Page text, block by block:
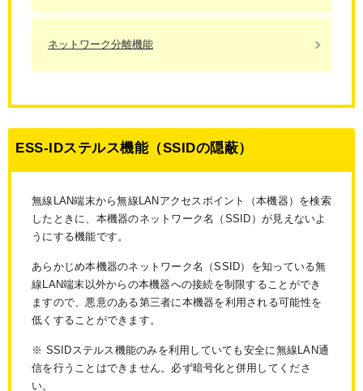
ネットワーク分離機能
ESS-IDステルス機能（SSIDの隠蔽）
無線LAN端末から無線LANアクセスポイント（本機器）を検索
したときに、本機器のネットワーク名（SSID）が見えないよ
うにする機能です。
あらかじめ本機器のネットワーク名（SSID）を知っている無
線LAN端末以外からの本機器への接続を制限することができ
ますので、悪意のある第三者に本機器を利用される可能性を
低くすることができます。
※ SSIDステルス機能のみを利用していても安全に無線LAN通
信を行うことはできません。必ず暗号化と併用してくださ
い。